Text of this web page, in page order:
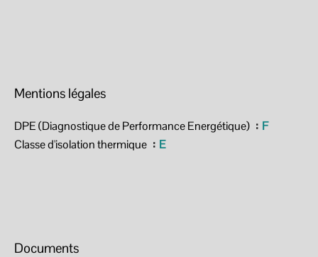
Mentions légales
DPE (Diagnostique de Performance Energétique)
F
Classe d'isolation thermique
E
Documents